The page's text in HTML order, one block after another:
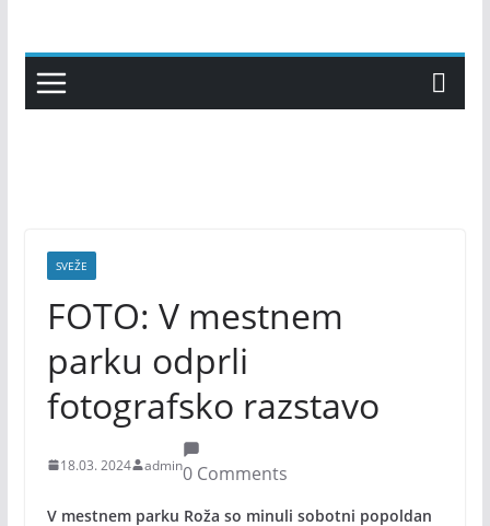
content
SVEŽE
FOTO: V mestnem
parku odprli
fotografsko razstavo
18.03. 2024 admin0 Comments
V mestnem parku Roža so minuli sobotni popoldan